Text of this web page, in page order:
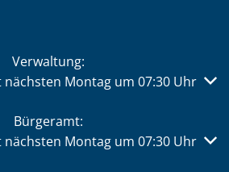
Verwaltung:
oder Schließzeiten
Montag um 07:30 Uhr
Bürgeramt:
oder Schließzeiten
Montag um 07:30 Uhr